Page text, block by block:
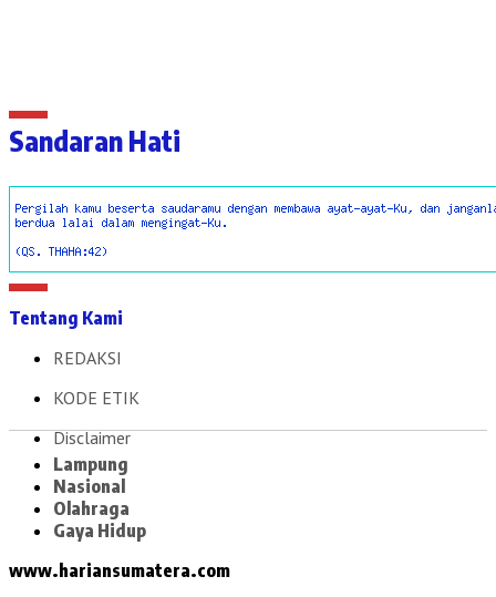
Sandaran Hati
Tentang Kami
REDAKSI
KODE ETIK
Disclaimer
Lampung
Nasional
Olahraga
Gaya Hidup
www.hariansumatera.com